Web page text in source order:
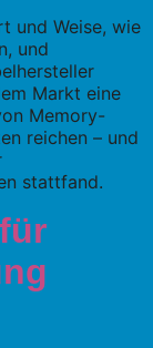
und Weise, wie
und
Markt eine
Memory-
reichen – und
stattfand.